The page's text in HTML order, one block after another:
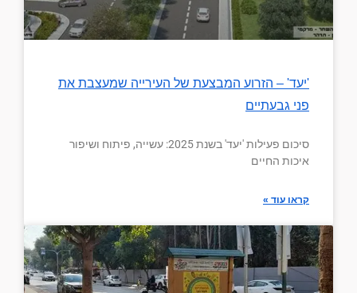
'יעד' – הזרוע המבצעת של העירייה שמעצבת את
פני גבעתיים
סיכום פעילות 'יעד' בשנת 2025: עשייה, פיתוח ושיפור
איכות החיים
קראו עוד »